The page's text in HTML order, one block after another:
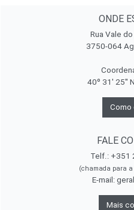
ONDE
Rua Vale
3750-064
40º 31' 25''
Como
FALE
Telf.: +351
(chamada para a
E-mail:
Mais